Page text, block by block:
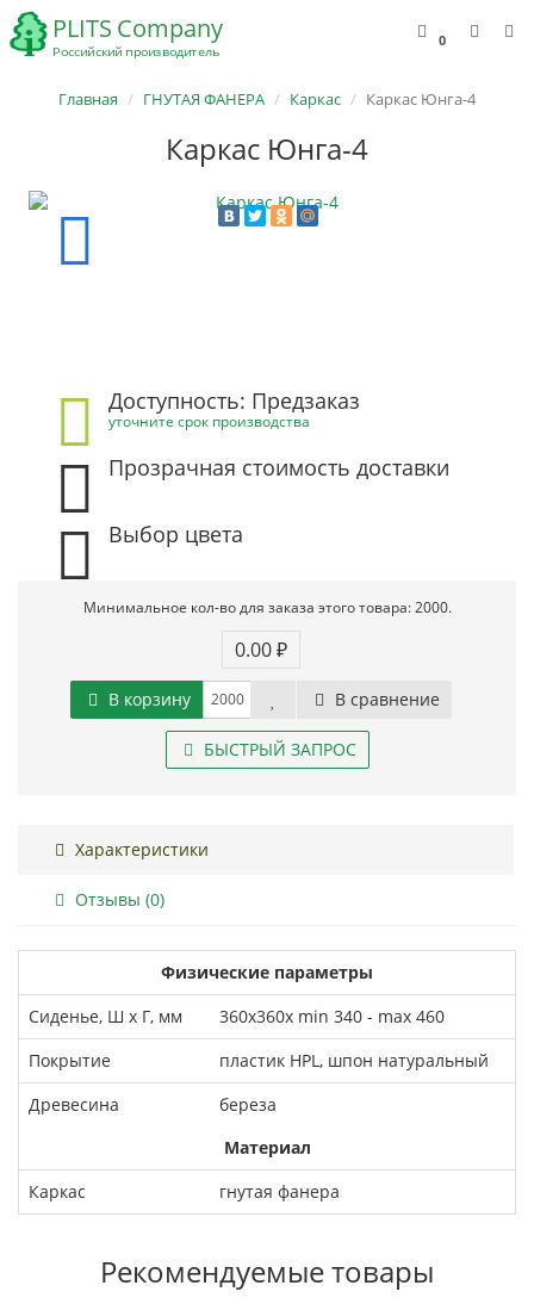
0
Главная ГНУТАЯ ФАНЕРА Каркас Каркас Юнга-4
Каркас Юнга-4
Доступность: Предзаказ
уточните срок производства
Прозрачная стоимость доставки
Выбор цвета
Минимальное кол-во для заказа этого товара: 2000.
0.00 ₽
В корзину В сравнение
БЫСТРЫЙ ЗАПРОС
Характеристики
Отзывы (0)
Физические параметры
Сиденье, Ш х Г, мм
360х360х min 340 - max 460
Покрытие
пластик HPL, шпон натуральный
Древесина
береза
Материал
Каркас
гнутая фанера
Рекомендуемые товары